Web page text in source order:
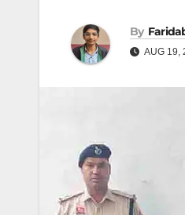
By
AUG 19,